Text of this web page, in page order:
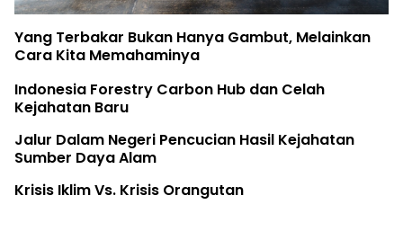
Bukan Hanya Gambut, Melainkan
Memahaminya
Forestry Carbon Hub dan Celah
Baru
Negeri Pencucian Hasil Kejahatan
Daya Alam
Vs. Krisis Orangutan